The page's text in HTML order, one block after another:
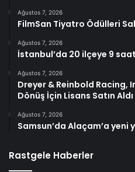
Ağustos 7, 2026
FilmSan Tiyatro Ödülleri
Ağustos 7, 2026
İstanbul’da 20 ilçeye 9
Ağustos 7, 2026
Dreyer & Reinbold Racing,
Dönüş İçin Lisans Satın Aldı
Ağustos 7, 2026
Samsun’da Alaçam’a yeni
Rastgele Haberler